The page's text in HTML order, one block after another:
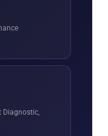
Diagnostic,